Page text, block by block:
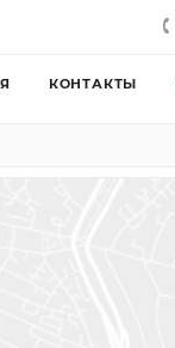
КОНТАКТЫ